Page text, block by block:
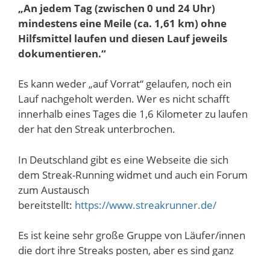
„An jedem Tag (zwischen 0 und 24 Uhr)
mindestens eine Meile (ca. 1,61 km) ohne
Hilfsmittel laufen und diesen Lauf jeweils
dokumentieren.“
Es kann weder „auf Vorrat“ gelaufen, noch ein
Lauf nachgeholt werden. Wer es nicht schafft
innerhalb eines Tages die 1,6 Kilometer zu laufen
der hat den Streak unterbrochen.
In Deutschland gibt es eine Webseite die sich
dem Streak-Running widmet und auch ein Forum
zum Austausch
bereitstellt: https://www.streakrunner.de/
Es ist keine sehr große Gruppe von Läufer/innen
die dort ihre Streaks posten, aber es sind ganz